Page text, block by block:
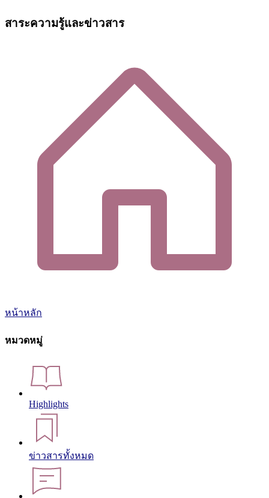
สาระความรู้และข่าวสาร
หน้าหลัก
หมวดหมู่
Highlights
ข่าวสารทั้งหมด